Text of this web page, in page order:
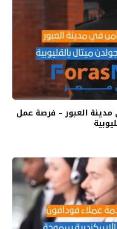
العبور – فرصة عمل